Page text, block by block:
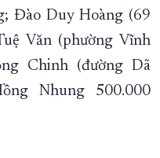
TRIỂN TỈNH KHÁNH HÒA
THÀNH PHỐ TRỰC THUỘC
Đào Duy Hoàng (69
Văn (phường Vĩnh
Chinh (đường Dã
Nhung 500.000